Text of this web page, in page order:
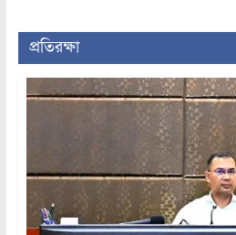
প্রতিরক্ষা